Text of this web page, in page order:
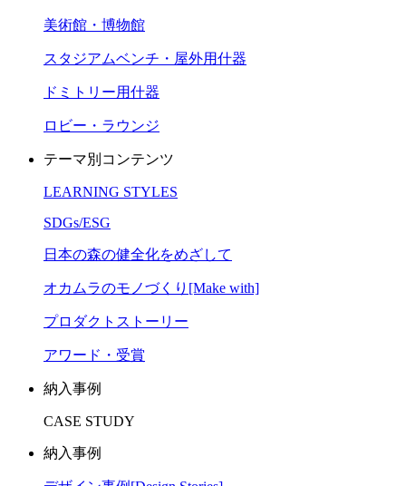
美術館・博物館
スタジアムベンチ・屋外用什器
ドミトリー用什器
ロビー・ラウンジ
テーマ別コンテンツ
LEARNING STYLES
SDGs/ESG
日本の森の健全化をめざして
オカムラのモノづくり[Make with]
プロダクトストーリー
アワード・受賞
納入事例
CASE STUDY
納入事例